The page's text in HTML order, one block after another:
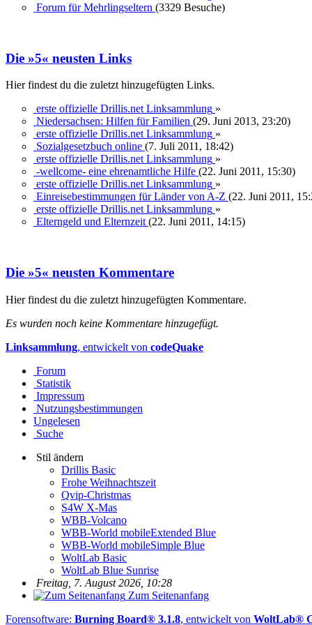
Forum für Mehrlingseltern (3329 Besuche)
Die »5« neusten Links
Hier findest du die zuletzt hinzugefügten Links.
erste offizielle Drillis.net Linksammlung »
Niedersachsen: Hilfen für Familien (29. Juni 2013, 23:20)
erste offizielle Drillis.net Linksammlung »
Sozialgesetzbuch online (7. Juli 2011, 18:42)
erste offizielle Drillis.net Linksammlung »
-wellcome- eine ehrenamtliche Hilfe (22. Juni 2011, 15:30)
erste offizielle Drillis.net Linksammlung »
Einreisebestimmungen für Länder von A-Z (22. Juni 2011,
erste offizielle Drillis.net Linksammlung »
Elterngeld und Elternzeit (22. Juni 2011, 14:15)
Die »5« neusten Kommentare
Hier findest du die zuletzt hinzugefügten Kommentare.
Es wurden noch keine Kommentare hinzugefügt.
Linksammlung, entwickelt von codeQuake
Forum
Statistik
Impressum
Nutzungsbestimmungen
Ungelesen
Suche
Stil ändern
Drillis Basic
Frohe Weihnachtszeit
Qvip-Christmas
S4W X-Mas
WBB-Volcano
WBB-World mobileExtended Blue
WBB-World mobileSimple Blue
WoltLab Basic
WoltLab Blue Sunrise
Freitag, 7. August 2026, 10:28
Zum Seitenanfang
Forensoftware: Burning Board® 3.1.8, entwickelt von WoltLab®